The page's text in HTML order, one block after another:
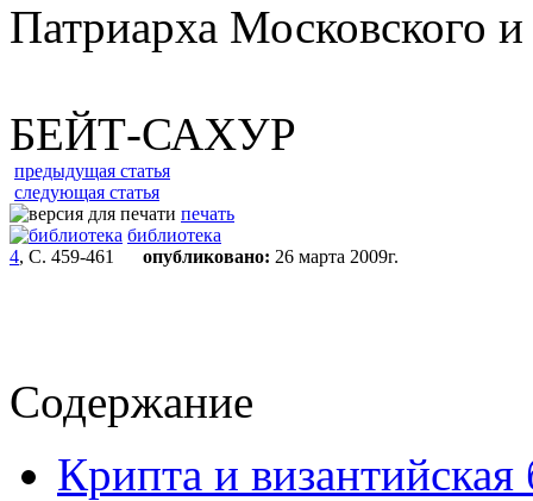
Патриарха Московского
БЕЙТ-САХУР
предыдущая статья
следующая статья
печать
библиотека
4, С. 459-461 опубликовано: 26 марта 2009г.
Содержание
Крипта и